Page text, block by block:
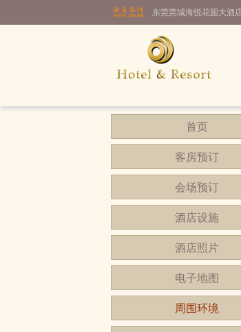
东莞莞城海悦花园大酒
首页
客房预订
会场预订
酒店设施
酒店照片
电子地图
周围环境